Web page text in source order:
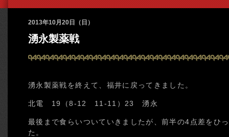
2013年10月20日（日）
湧永製薬戦
湧永製薬戦を終えて、福井に戻ってきました。
北電 19（8-12 11-11）23 湧永
最後まで食らいついていきましたが、前半の4点差をひ
た。